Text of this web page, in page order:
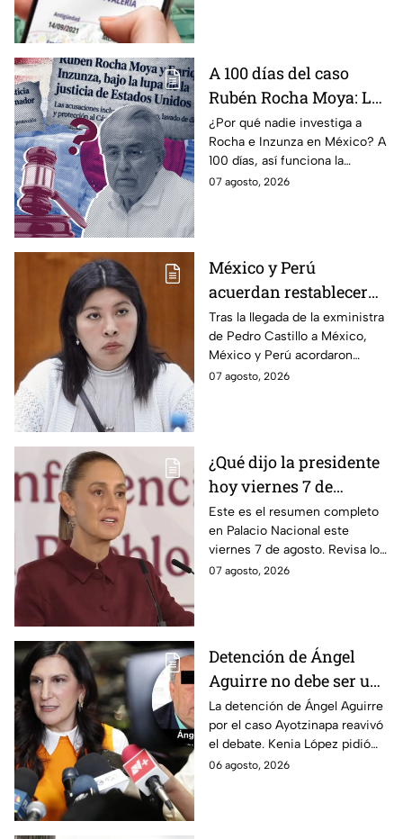
A 100 días del caso
Rubén Rocha Moya: La
estrategia de Morena
para blindar al
gobernador de Sinaloa
¿Por qué nadie investiga a
Rocha e Inzunza en México? A
100 días, así funciona la
estrategia de Morena para
07 agosto, 2026
México y Perú
acuerdan restablecer
relaciones
diplomáticas tras
llegada de Betssy
Chávez al país
Tras la llegada de la exministra
de Pedro Castillo a México,
México y Perú acordaron
reanudar relaciones desde
07 agosto, 2026
¿Qué dijo la presidente
hoy viernes 7 de
agosto? Resumen EN
VIVO
Este es el resumen completo
en Palacio Nacional este
viernes 7 de agosto. Revisa los
datos presentados y las
07 agosto, 2026
Detención de Ángel
Aguirre no debe ser un
distractor, pide Kenia
López; exige justicia
por caso Ayotzinapa
La detención de Ángel Aguirre
por el caso Ayotzinapa reavivó
el debate. Kenia López pidió
que no sea un distractor
06 agosto, 2026